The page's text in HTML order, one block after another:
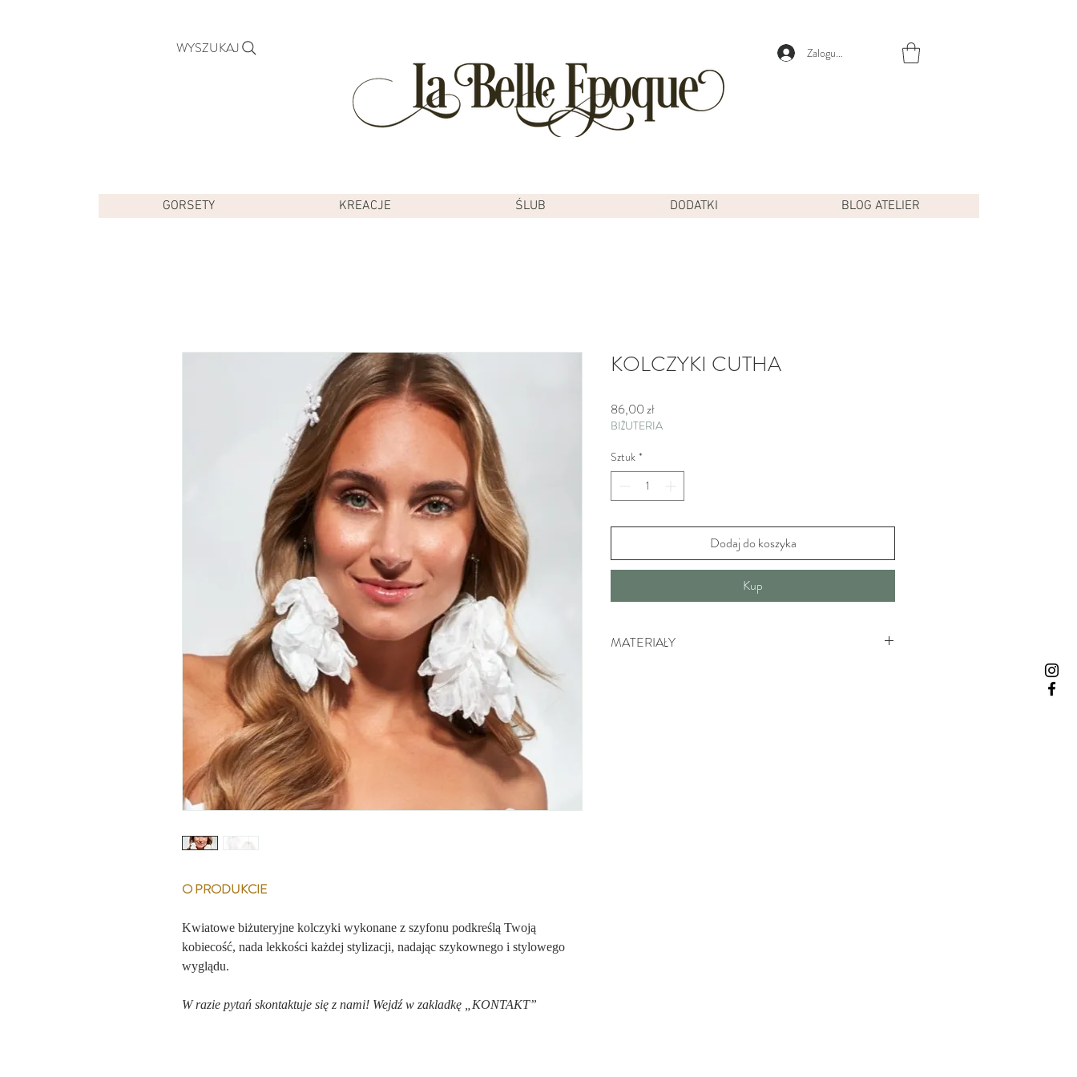
WYSZUKAJ Zaloguj się
GORSETY KREACJE ŚLUB DODATKI BLOG ATELIER
O PRODUKCIE
Kwiatowe biżuteryjne kolczyki wykonane z szyfonu podkreślą Twoją
kobiecość, nada lekkości każdej stylizacji, nadając szykownego i stylowego
wyglądu.
W razie pytań skontaktuje się z nami! Wejdź w zakladkę „KONTAKT”
KOLCZYKI CUTHA
86,00 złCena
BIŻUTERIA
Sztuk *
Dodaj do koszyka
Kup
MATERIAŁY